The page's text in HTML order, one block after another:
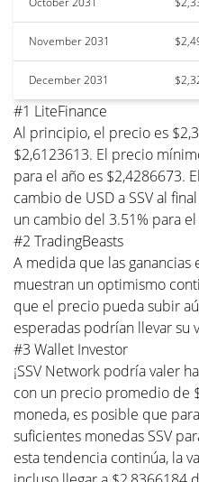
November 2031
December 2031
#1 LiteFinance
Al principio, el precio es
$2,6123613. El precio
para el año es $2,4286673.
cambio de USD a SSV al
un cambio del 3.51% para el
#2 TradingBeasts
A medida que las ganancias
muestran un optimismo
que el precio pueda subir
esperadas podrían llevar su
#3 Wallet Investor
¡SSV Network podría valer
con un precio promedio de
moneda, es posible que
suficientes monedas SSV
esta tendencia continúa, la